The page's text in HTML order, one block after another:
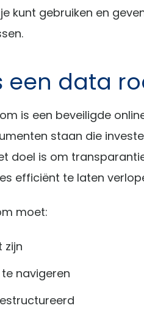
kunt gebruiken en
een data
is een beveiligde
staan die
doel is om
efficiënt te laten
moet:
zijn
navigeren